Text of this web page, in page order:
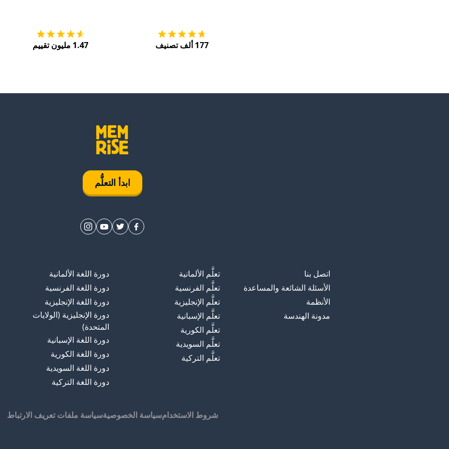
177 ألف تصنيف 1.47 مليون تقييم
ابدأ التعلُّم
اتصل بنا
الأسئلة الشائعة والمساعدة
الأنظمة
مدونة الهندسة
تعلَّم الألمانية
تعلَّم الفرنسية
تعلَّم الإنجليزية
تعلَّم الإسبانية
تعلَّم الكورية
تعلَّم السويدية
تعلَّم التركية
دورة اللغة الألمانية
دورة اللغة الفرنسية
دورة اللغة الإنجليزية
دورة الإنجليزية (الولايات
المتحدة)
دورة اللغة الإسبانية
دورة اللغة الكورية
دورة اللغة السويدية
دورة اللغة التركية
شروط الاستخدامسياسة الخصوصيةسياسة ملفات تعريف الارتباط